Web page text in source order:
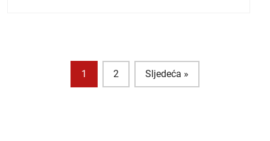
1 2 Sljedeća »